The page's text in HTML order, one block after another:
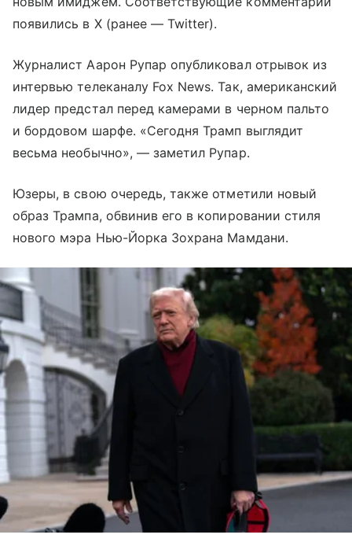
появились в X (ранее — Twitter).
Журналист Аарон Рупар опубликовал отрывок из
интервью телеканалу Fox News. Так, американский
лидер предстал перед камерами в черном пальто
и бордовом шарфе. «Сегодня Трамп выглядит
весьма необычно», — заметил Рупар.
Юзеры, в свою очередь, также отметили новый
образ Трампа, обвинив его в копировании стиля
нового мэра Нью-Йорка Зохрана Мамдани.